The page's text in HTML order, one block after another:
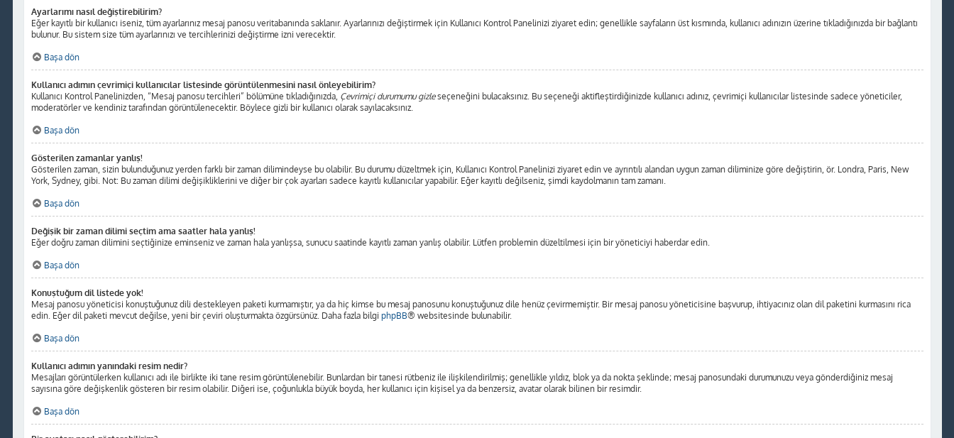
Ayarlarımı nasıl değiştirebilirim?
Eğer kayıtlı bir kullanıcı iseniz, tüm ayarlarınız mesaj panosu veritabanında saklanır. Ayarlarınızı değiştirmek için Kullanıcı Kontrol Panelinizi ziyaret edin; genellikle sayfaların üst kısmında, kullanıcı adınızın üzerine tıkladığınızda bir bağlantı
bulunur. Bu sistem size tüm ayarlarınızı ve tercihlerinizi değiştirme izni verecektir.
Başa dön
Kullanıcı adımın çevrimiçi kullanıcılar listesinde görüntülenmesini nasıl önleyebilirim?
Kullanıcı Kontrol Panelinizden, “Mesaj panosu tercihleri” bölümüne tıkladığınızda, Çevrimiçi durumumu gizleseçeneğini bulacaksınız. Bu seçeneği aktifleştirdiğinizde kullanıcı adınız, çevrimiçi kullanıcılar listesinde sadece yöneticiler,
moderatörler ve kendiniz tarafından görüntülenecektir. Böylece gizli bir kullanıcı olarak sayılacaksınız.
Başa dön
Gösterilen zamanlar yanlış!
Gösterilen zaman, sizin bulunduğunuz yerden farklı bir zaman dilimindeyse bu olabilir. Bu durumu düzeltmek için, Kullanıcı Kontrol Panelinizi ziyaret edin ve ayrıntılı alandan uygun zaman diliminize göre değiştirin, ör. Londra, Paris, New
York, Sydney, gibi. Not: Bu zaman dilimi değişikliklerini ve diğer bir çok ayarları sadece kayıtlı kullanıcılar yapabilir. Eğer kayıtlı değilseniz, şimdi kaydolmanın tam zamanı.
Başa dön
Değişik bir zaman dilimi seçtim ama saatler hala yanlış!
Eğer doğru zaman dilimini seçtiğinize eminseniz ve zaman hala yanlışsa, sunucu saatinde kayıtlı zaman yanlış olabilir. Lütfen problemin düzeltilmesi için bir yöneticiyi haberdar edin.
Başa dön
Konuştuğum dil listede yok!
Mesaj panosu yöneticisi konuştuğunuz dili destekleyen paketi kurmamıştır, ya da hiç kimse bu mesaj panosunu konuştuğunuz dile henüz çevirmemiştir. Bir mesaj panosu yöneticisine başvurup, ihtiyacınız olan dil paketini kurmasını rica
edin. Eğer dil paketi mevcut değilse, yeni bir çeviri oluşturmakta özgürsünüz. Daha fazla bilgi phpBB® websitesinde bulunabilir.
Başa dön
Kullanıcı adımın yanındaki resim nedir?
Mesajları görüntülerken kullanıcı adı ile birlikte iki tane resim görüntülenebilir. Bunlardan bir tanesi rütbeniz ile ilişkilendirilmiş; genellikle yıldız, blok ya da nokta şeklinde; mesaj panosundaki durumunuzu veya gönderdiğiniz mesaj
sayısına göre değişkenlik gösteren bir resim olabilir. Diğeri ise, çoğunlukla büyük boyda, her kullanıcı için kişisel ya da benzersiz, avatar olarak bilinen bir resimdir.
Başa dön